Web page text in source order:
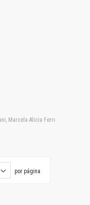
Alicia Ferreyra,
por página